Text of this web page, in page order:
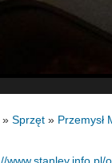
» Sprzęt » Przemysł